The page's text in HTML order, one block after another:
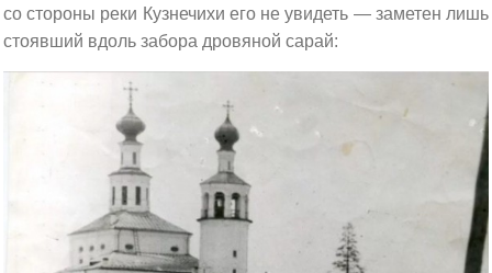
со стороны реки Кузнечихи его не увидеть — заметен лишь
стоявший вдоль забора дровяной сарай: